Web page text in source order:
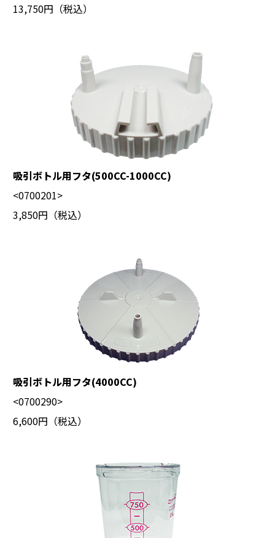
13,750円（税込）
吸引ボトル用フタ(500CC-1000CC)
<0700201>
3,850円（税込）
吸引ボトル用フタ(4000CC)
<0700290>
6,600円（税込）